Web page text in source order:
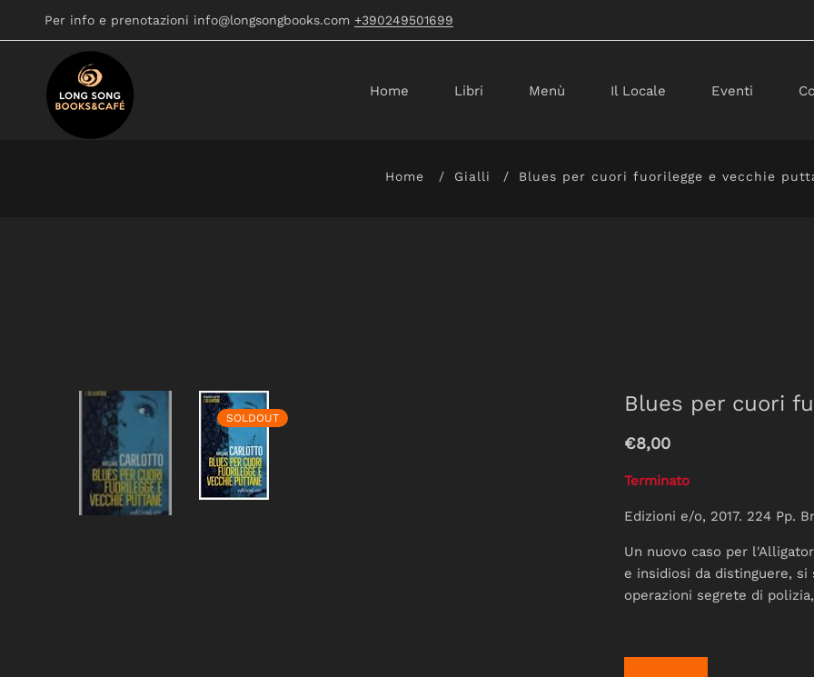
Per info e prenotazioni info@longsongbooks.com +390249501699
Home Libri Menù Il Locale Eventi
Home Gialli Blues per cuori fuorilegge e vecchie
SOLDOUT
Blues per cuori
€8,00
Terminato
Edizioni e/o, 2017. 224 Pp.
Un nuovo caso per
e insidiosi da distinguere, si
operazioni segrete di